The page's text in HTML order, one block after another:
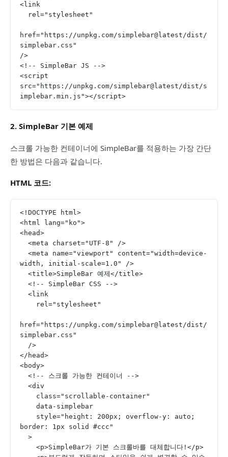
<link
  rel="stylesheet"
href="https://unpkg.com/simplebar@latest/dist/
simplebar.css"
/>
<!-- SimpleBar JS -->
<script
src="https://unpkg.com/simplebar@latest/dist/s
implebar.min.js"></script>
2. SimpleBar 기본 예제
스크롤 가능한 컨테이너에 SimpleBar를 적용하는 가장 간단
한 방법은 다음과 같습니다.
HTML 코드:
<!DOCTYPE html>
<html lang="ko">
<head>
  <meta charset="UTF-8" />
width, initial-scale=1.0" />
  <title>SimpleBar 예제</title>
  <!-- SimpleBar CSS -->
  <link
    rel="stylesheet"
href="https://unpkg.com/simplebar@latest/dist/
simplebar.css"
  />
</head>
<body>
  <!-- 스크롤 가능한 컨테이너 -->
  <div
    class="scrollable-container"
    data-simplebar
border: 1px solid #ccc"
  >
    <p>SimpleBar가 기본 스크롤바를 대체합니다!</p>